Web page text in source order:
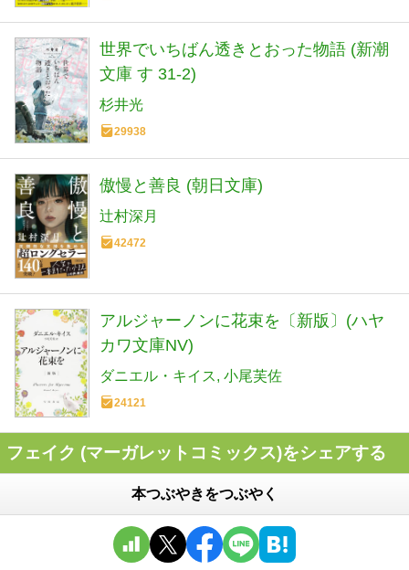
世界でいちばん透きとおった物語 (新潮
文庫 す 31-2)
杉井光
29938
傲慢と善良 (朝日文庫)
辻村深月
42472
アルジャーノンに花束を〔新版〕(ハヤ
カワ文庫NV)
ダニエル・キイス 小尾芙佐
24121
フェイク (マーガレットコミックス)をシェアする
本つぶやきをつぶやく